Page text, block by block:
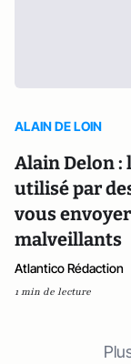
ALAIN DE LOIN
Alain Delon :
utilisé par
vous
malveillants
Atlantico Rédaction
1 min de lecture